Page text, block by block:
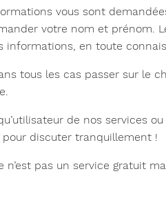
vous sont
votre nom et prénom.
informations, en toute
tous les cas passer sur le
de nos services
pour discuter tranquillement !
n’est pas un service gratuit